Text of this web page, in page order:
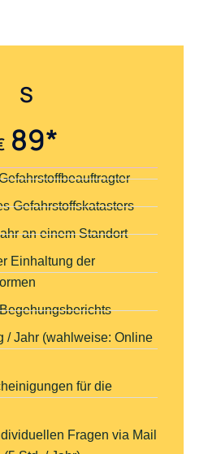
S
89*
Gefahrstoffskatasters
an einem Standort
Einhaltung der
/ Jahr (wahlweise: Online
für die
Fragen via Mail